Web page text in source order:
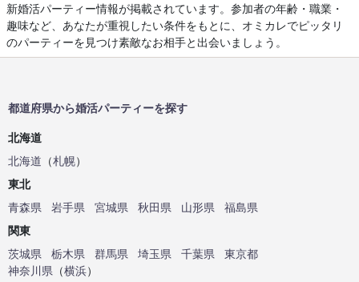
新婚活パーティー情報が掲載されています。参加者の年齢・職業・
趣味など、あなたが重視したい条件をもとに、オミカレでピッタリ
のパーティーを見つけ素敵なお相手と出会いましょう。
都道府県から婚活パーティーを探す
北海道
北海道 （札幌）
東北
青森県
岩手県 宮城県 秋田県 山形県
福島県
関東
茨城県
栃木県 群馬県 埼玉県 千葉県
東京都
神奈川県 （横浜）